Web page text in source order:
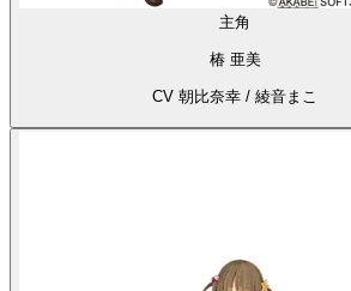
主角
椿 亜美
CV 朝比奈幸 / 綾音まこ